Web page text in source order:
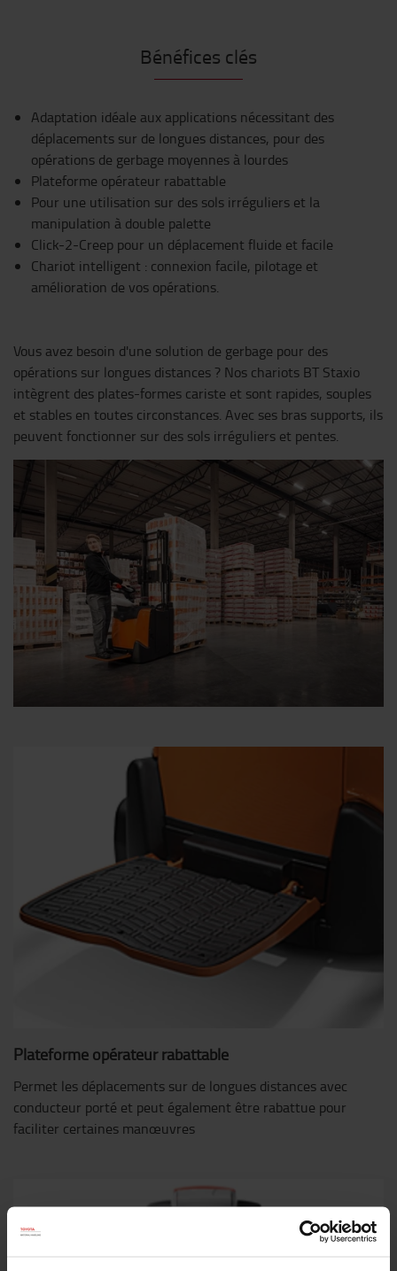
Bénéfices clés
Adaptation idéale aux applications nécessitant des
déplacements sur de longues distances, pour des
opérations de gerbage moyennes à lourdes
Plateforme opérateur rabattable
Pour une utilisation sur des sols irréguliers et la
manipulation à double palette
Click-2-Creep pour un déplacement fluide et facile
Chariot intelligent : connexion facile, pilotage et
amélioration de vos opérations.
Vous avez besoin d'une solution de gerbage pour des
opérations sur longues distances ? Nos chariots BT Staxio
intègrent des plates-formes cariste et sont rapides, souples
et stables en toutes circonstances. Avec ses bras supports, ils
peuvent fonctionner sur des sols irréguliers et pentes.
Plateforme opérateur rabattable
Permet les déplacements sur de longues distances avec
conducteur porté et peut également être rabattue pour
faciliter certaines manœuvres